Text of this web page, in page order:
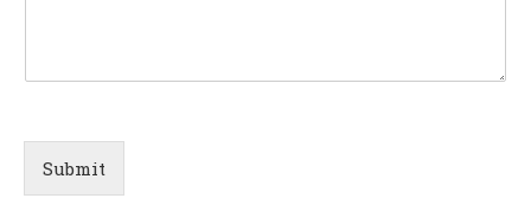
Submit